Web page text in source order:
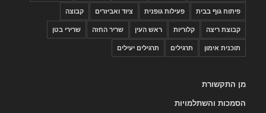
פיתוח גוף בבית פעילות גופנית ציוד ואביזרים קבוצה
קבוצת ריצה קלוריות ראש העין שריר החזה שרירי בטן
תוכנית אימון תרגילים תרגילים יעילים
מן התקשורת
הסמכות והשתלמויות